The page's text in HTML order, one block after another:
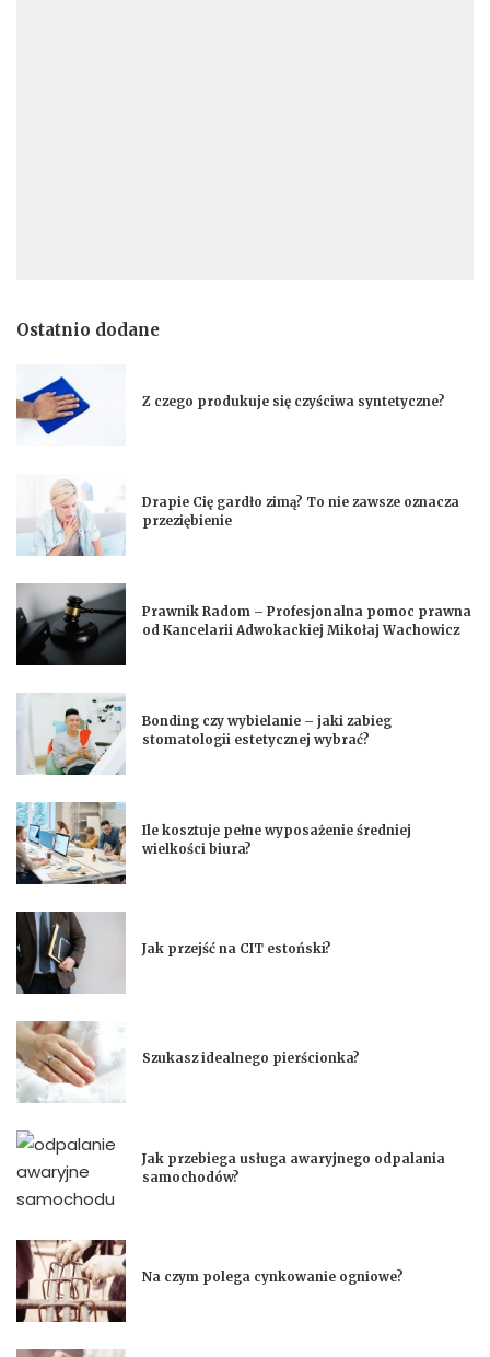
Ostatnio dodane
Z czego produkuje się czyściwa syntetyczne?
Drapie Cię gardło zimą? To nie zawsze oznacza
przeziębienie
Prawnik Radom – Profesjonalna pomoc prawna
od Kancelarii Adwokackiej Mikołaj Wachowicz
Bonding czy wybielanie – jaki zabieg
stomatologii estetycznej wybrać?
Ile kosztuje pełne wyposażenie średniej
wielkości biura?
Jak przejść na CIT estoński?
Szukasz idealnego pierścionka?
Jak przebiega usługa awaryjnego odpalania
samochodów?
Na czym polega cynkowanie ogniowe?